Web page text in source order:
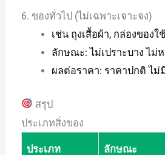
6. ของทั่วไป (ไม่เฉพาะเจาะจง)
เช่น ถุงเสื้อผ้า, กล่องของใ
ลักษณะ: ไม่เปราะบาง ไม่
ผลต่อราคา: ราคาปกติ ไม่
สรุป
ประเภทสิ่งของ
ประเภท ลักษณะ